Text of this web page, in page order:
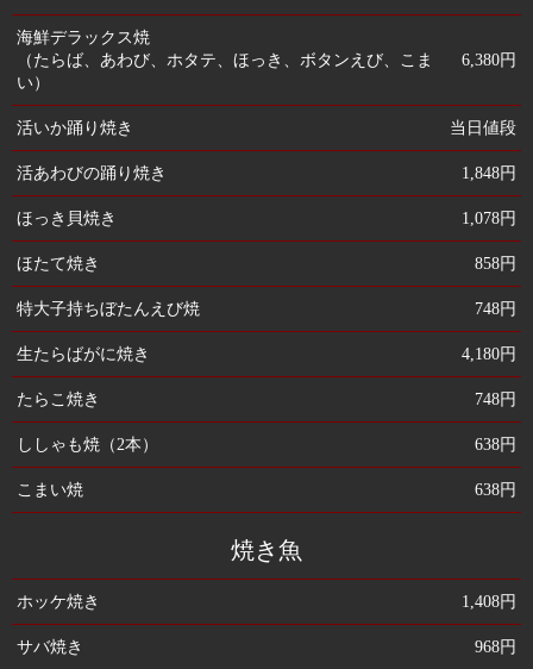
海鮮デラックス焼
（たらば、あわび、ホタテ、ほっき、ボタンえび、こま
い）
6,380円
活いか踊り焼き 当日値段
活あわびの踊り焼き 1,848円
ほっき貝焼き 1,078円
ほたて焼き 858円
特大子持ちぼたんえび焼 748円
生たらばがに焼き 4,180円
たらこ焼き 748円
ししゃも焼（2本） 638円
こまい焼 638円
焼き魚
ホッケ焼き 1,408円
サバ焼き 968円